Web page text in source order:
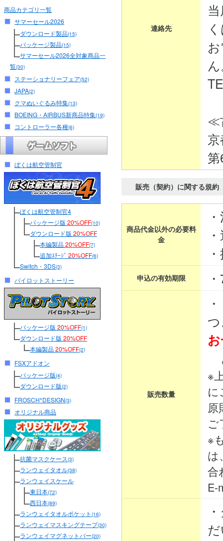
商品カテゴリ一覧
サマーセール2026
ダウンロード製品(15)
パッケージ製品(15)
サマーセール2026全対象商品一
覧(30)
ステーショナリーフェア(52)
JAPA(2)
クマぬいぐるみ特集(13)
BOEING・AIRBUS新商品特集(19)
コントローラー各種(6)
ぼくは航空管制官
ぼくは航空管制官4
パッケージ版 20%OFF(10)
ダウンロード版 20%OFF
本編製品20%OFF(7)
追加ｽﾃｰｼﾞ 20%OFF(6)
Switch・3DS(3)
パイロットストーリー
パッケージ版 20%OFF(1)
ダウンロード版 20%OFF
本編製品20%OFF(2)
FSXアドオン
パッケージ版(4)
ダウンロード版(2)
FROSCH*DESIGN(3)
オリジナル商品
抗菌マスクケース(3)
ランウェイタオル(38)
ランウェイスケール
東日本(72)
西日本(89)
ランウェイタオルポケット (16)
ランウェイマスキングテープ(30)
ランウェイマグネットバー(20)
連絡先
≪
販売（契約）に関する規約
商品代金以外の必要料
金
申込の有効期限
販売数量
※
に
原
ご
※
は
合
E-